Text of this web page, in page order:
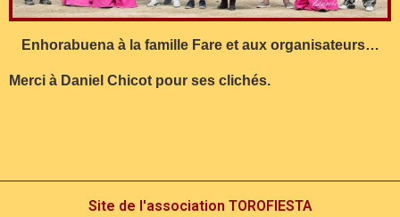
Enhorabuena à la famille Fare et aux organisateurs…
Merci à Daniel Chicot pour ses clichés.
Site de l'association TOROFIESTA